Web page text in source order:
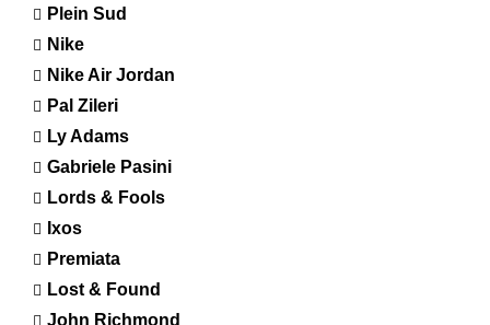
Plein Sud
Nike
Nike Air Jordan
Pal Zileri
Ly Adams
Gabriele Pasini
Lords & Fools
Ixos
Premiata
Lost & Found
John Richmond